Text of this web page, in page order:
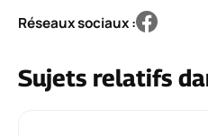
Réseaux sociaux :
Sujets relatifs